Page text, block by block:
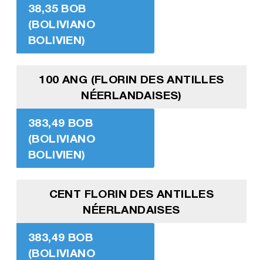
38,35 BOB
(BOLIVIANO
BOLIVIEN)
100 ANG (FLORIN DES ANTILLES
NÉERLANDAISES)
383,49 BOB
(BOLIVIANO
BOLIVIEN)
CENT FLORIN DES ANTILLES
NÉERLANDAISES
383,49 BOB
(BOLIVIANO